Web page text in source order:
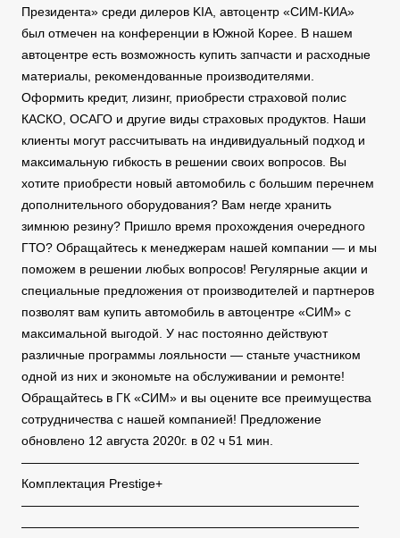
Президента» среди дилеров KIA, автоцентр «СИМ-КИА»
был отмечен на конференции в Южной Корее. В нашем
автоцентре есть возможность купить запчасти и расходные
материалы, рекомендованные производителями.
Оформить кредит, лизинг, приобрести страховой полис
КАСКО, ОСАГО и другие виды страховых продуктов. Наши
клиенты могут рассчитывать на индивидуальный подход и
максимальную гибкость в решении своих вопросов. Вы
хотите приобрести новый автомобиль с большим перечнем
дополнительного оборудования? Вам негде хранить
зимнюю резину? Пришло время прохождения очередного
ГТО? Обращайтесь к менеджерам нашей компании — и мы
поможем в решении любых вопросов! Регулярные акции и
специальные предложения от производителей и партнеров
позволят вам купить автомобиль в автоцентре «СИМ» с
максимальной выгодой. У нас постоянно действуют
различные программы лояльности — станьте участником
одной из них и экономьте на обслуживании и ремонте!
Обращайтесь в ГК «СИМ» и вы оцените все преимущества
сотрудничества с нашей компанией! Предложение
обновлено 12 августа 2020г. в 02 ч 51 мин.
———————————————————————————
Комплектация Prestige+
———————————————————————————
———————————————————————————